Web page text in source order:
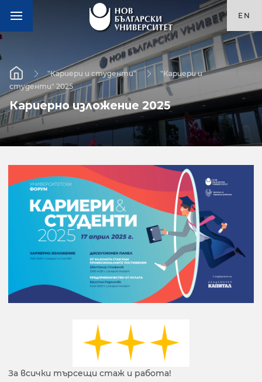
EN
"Кариери и студенти"
"Кариери и
студенти" 2025
Кариерно изложение 2025
За всички търсещи стаж и работа!